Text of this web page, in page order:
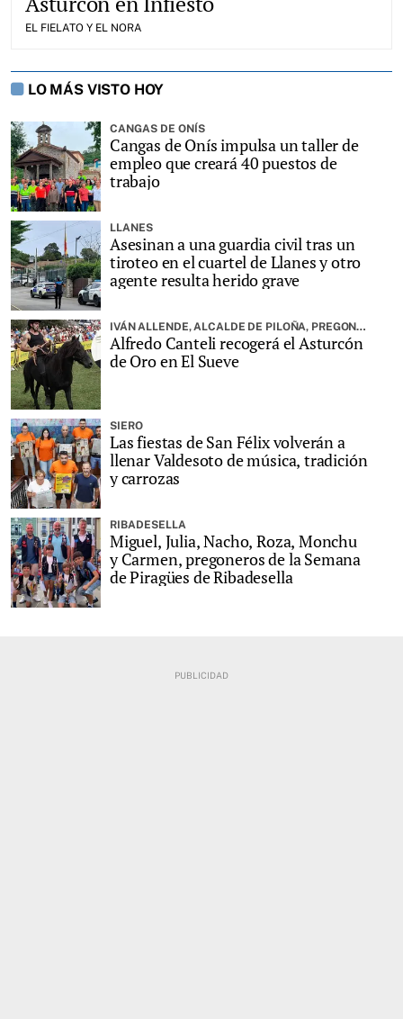
EL FIELATO Y EL NORA
LO MÁS VISTO HOY
CANGAS DE ONÍS
Cangas de Onís impulsa un taller de
empleo que creará 40 puestos de
trabajo
LLANES
Asesinan a una guardia civil tras un
tiroteo en el cuartel de Llanes y otro
agente resulta herido grave
IVÁN ALLENDE, ALCALDE DE PILOÑA, PREGONARÁ LA FIESTA
Alfredo Canteli recogerá el Asturcón
de Oro en El Sueve
SIERO
Las fiestas de San Félix volverán a
llenar Valdesoto de música, tradición
y carrozas
RIBADESELLA
Miguel, Julia, Nacho, Roza, Monchu
y Carmen, pregoneros de la Semana
de Piragües de Ribadesella